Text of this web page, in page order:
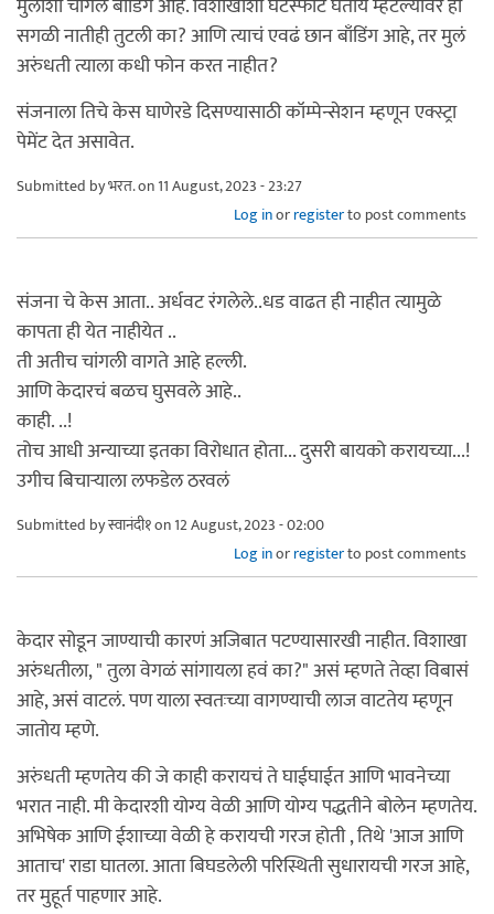
सगळी नातीही तुटली का? आणि त्याचं एवढं छान बाँडिंग आहे, तर मुलं
अरुंधती त्याला कधी फोन करत नाहीत?
संजनाला तिचे केस घाणेरडे दिसण्यासाठी कॉम्पेन्सेशन म्हणून एक्स्ट्रा
पेमेंट देत असावेत.
Submitted byभरत.on 11 August, 2023 - 23:27
Log inorregisterto post comments
संजना चे केस आता.. अर्धवट रंगलेले..धड वाढत ही नाहीत त्यामुळे
कापता ही येत नाहीयेत ..
ती अतीच चांगली वागते आहे हल्ली.
आणि केदारचं बळच घुसवले आहे..
काही. ..!
तोच आधी अन्याच्या इतका विरोधात होता... दुसरी बायको करायच्या...!
उगीच बिचाऱ्याला लफडेल ठरवलं
Submitted byस्वानंदी१on 12 August, 2023 - 02:00
Log inorregisterto post comments
केदार सोडून जाण्याची कारणं अजिबात पटण्यासारखी नाहीत. विशाखा
अरुंधतीला, " तुला वेगळं सांगायला हवं का?" असं म्हणते तेव्हा विबासं
आहे, असं वाटलं. पण याला स्वतःच्या वागण्याची लाज वाटतेय म्हणून
जातोय म्हणे.
अरुंधती म्हणतेय की जे काही करायचं ते घाईघाईत आणि भावनेच्या
भरात नाही. मी केदारशी योग्य वेळी आणि योग्य पद्धतीने बोलेन म्हणतेय.
अभिषेक आणि ईशाच्या वेळी हे करायची गरज होती , तिथे 'आज आणि
आताच' राडा घातला. आता बिघडलेली परिस्थिती सुधारायची गरज आहे,
तर मुहूर्त पाहणार आहे.